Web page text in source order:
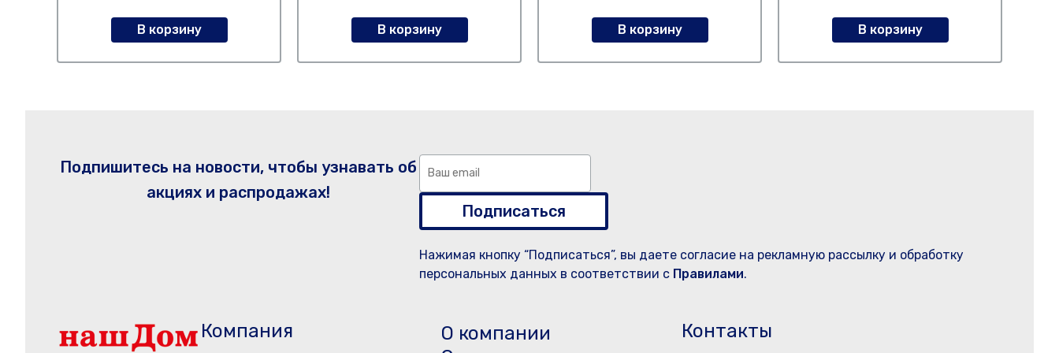
В корзину В корзину В корзину В корзину
Подпишитесь на новости, чтобы узнавать об
акциях и распродажах!
Подписаться
Нажимая кнопку “Подписаться”, вы даете согласие на рекламную рассылку и обработку
персональных данных в соответствии с Правилами.
Компания
О компании
Контакты